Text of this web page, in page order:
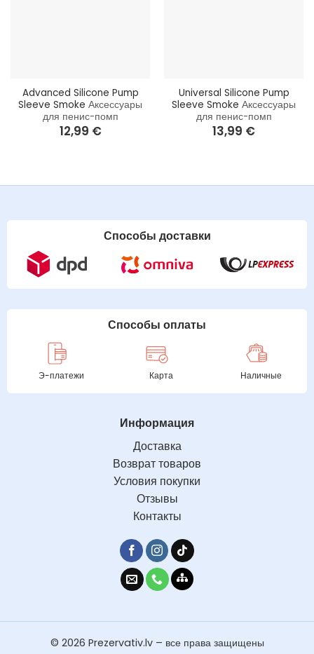
Advanced Silicone Pump
Sleeve Smoke Аксессуары
для пенис-помп
12,99 €
Universal Silicone Pump
Sleeve Smoke Аксессуары
для пенис-помп
13,99 €
Способы доставки
Способы оплаты
Э-платежи Карта Наличные
Информация
Доставка
Возврат товаров
Условия покупки
Отзывы
Контакты
© 2026 Prezervativ.lv – все права защищены